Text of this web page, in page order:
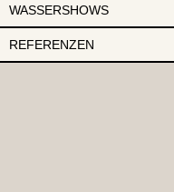
WASSERSHOWS
REFERENZEN